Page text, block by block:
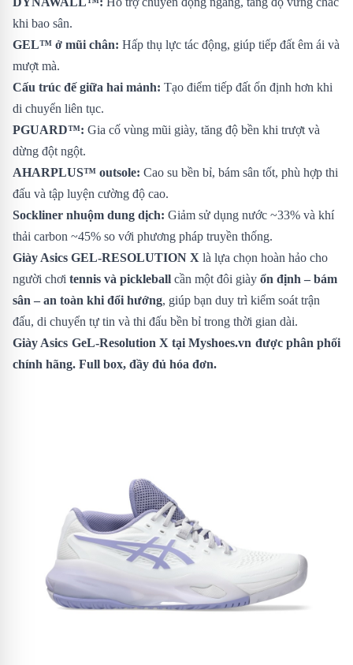
khi bao sân.
GEL™ ở mũi chân: Hấp thụ lực tác động, giúp tiếp đất êm ái và
mượt mà.
Cấu trúc đế giữa hai mảnh: Tạo điểm tiếp đất ổn định hơn khi
di chuyển liên tục.
PGUARD™: Gia cố vùng mũi giày, tăng độ bền khi trượt và
dừng đột ngột.
AHARPLUS™ outsole: Cao su bền bỉ, bám sân tốt, phù hợp thi
đấu và tập luyện cường độ cao.
Sockliner nhuộm dung dịch: Giảm sử dụng nước ~33% và khí
thải carbon ~45% so với phương pháp truyền thống.
Giày Asics GEL-RESOLUTION X là lựa chọn hoàn hảo cho
người chơi tennis và pickleball cần một đôi giày ổn định – bám
sân – an toàn khi đổi hướng, giúp bạn duy trì kiểm soát trận
đấu, di chuyển tự tin và thi đấu bền bỉ trong thời gian dài.
Giày Asics GeL-Resolution X tại Myshoes.vn được phân phối
chính hãng. Full box, đầy đủ hóa đơn.